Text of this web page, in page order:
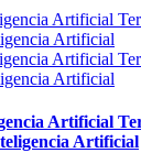
Artificial
Artificial